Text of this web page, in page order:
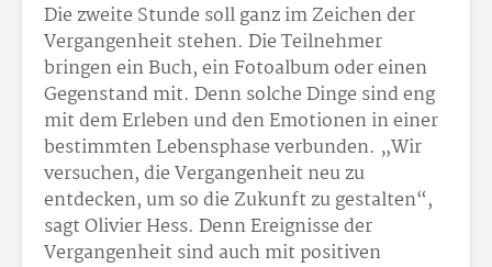
Die zweite Stunde soll ganz im Zeichen der
Vergangenheit stehen. Die Teilnehmer
bringen ein Buch, ein Fotoalbum oder einen
Gegenstand mit. Denn solche Dinge sind eng
mit dem Erleben und den Emotionen in einer
bestimmten Lebensphase verbunden. „Wir
versuchen, die Vergangenheit neu zu
entdecken, um so die Zukunft zu gestalten“,
sagt Olivier Hess. Denn Ereignisse der
Vergangenheit sind auch mit positiven